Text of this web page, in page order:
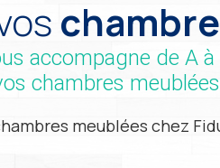
accompagne de A
chambres meublées
meublées chez